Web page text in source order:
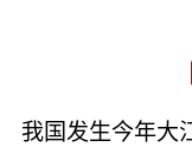
我国发生今年大